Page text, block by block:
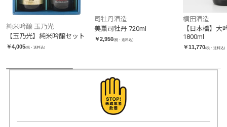
純米吟醸 玉乃光
【玉乃光】純米吟醸セット
￥4,005(税・送料込)
司牡丹酒造
美薫司牡丹 720ml
￥2,950(税・送料込)
横田酒造
【日本橋】大
1800ml
￥11,770(税・送料込)